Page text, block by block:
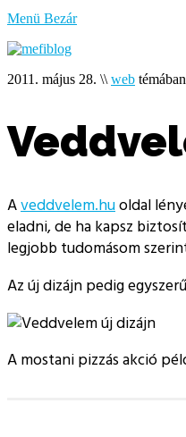
a
Menü Bezár
2011. május 28. \\ web témában
Aveddvelem.huoldal
eladni, de ha kapsz
legjobb tudomásom
Az új dizájn pedig
A mostani pizzás akció